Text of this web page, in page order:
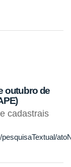
outubro de
cadastrais